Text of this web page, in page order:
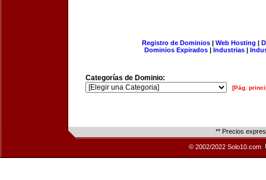
Registro de Dominios| Web Hosting |
Dominios Expirados | Industrias |
Categorías de Dominio:
[Pág.
** Precios
© 2002/2022 Solo10.com